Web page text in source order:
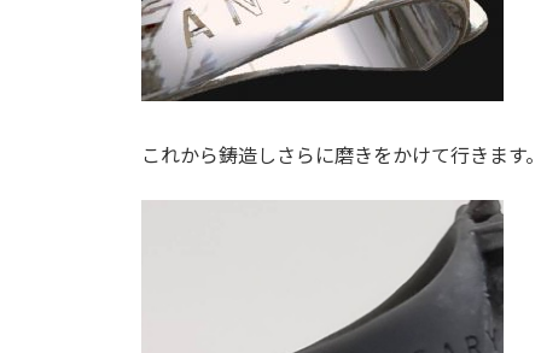
これから鋳造しさらに磨きをかけて行きます